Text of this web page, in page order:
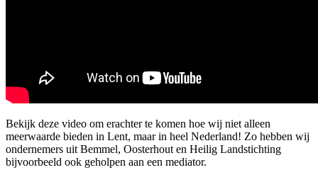
Bekijk deze video om erachter te komen hoe wij niet alleen
meerwaarde bieden in Lent, maar in heel Nederland! Zo hebben wij
ondernemers uit Bemmel, Oosterhout en Heilig Landstichting
bijvoorbeeld ook geholpen aan een mediator.